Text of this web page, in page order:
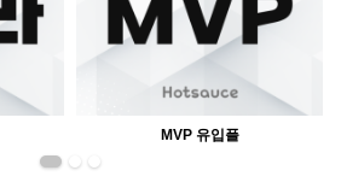
MVP 유입플